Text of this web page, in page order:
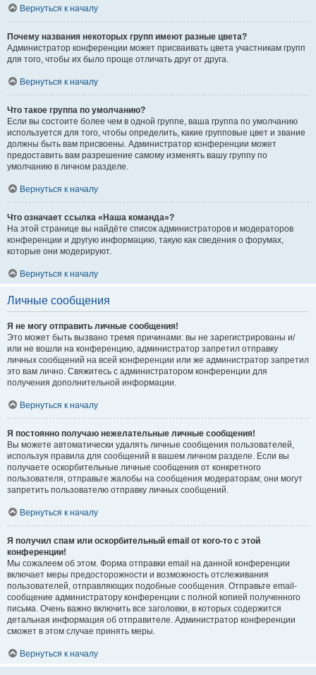
Вернуться к началу
Почему названия некоторых групп имеют разные цвета?
Администратор конференции может присваивать цвета участникам групп
для того, чтобы их было проще отличать друг от друга.
Вернуться к началу
Что такое группа по умолчанию?
Если вы состоите более чем в одной группе, ваша группа по умолчанию
используется для того, чтобы определить, какие групповые цвет и звание
должны быть вам присвоены. Администратор конференции может
предоставить вам разрешение самому изменять вашу группу по
умолчанию в личном разделе.
Вернуться к началу
Что означает ссылка «Наша команда»?
На этой странице вы найдёте список администраторов и модераторов
конференции и другую информацию, такую как сведения о форумах,
которые они модерируют.
Вернуться к началу
Личные сообщения
Я не могу отправить личные сообщения!
Это может быть вызвано тремя причинами: вы не зарегистрированы и/
или не вошли на конференцию, администратор запретил отправку
личных сообщений на всей конференции или же администратор запретил
это вам лично. Свяжитесь с администратором конференции для
получения дополнительной информации.
Вернуться к началу
Я постоянно получаю нежелательные личные сообщения!
Вы можете автоматически удалять личные сообщения пользователей,
используя правила для сообщений в вашем личном разделе. Если вы
получаете оскорбительные личные сообщения от конкретного
пользователя, отправьте жалобы на сообщения модераторам; они могут
запретить пользователю отправку личных сообщений.
Вернуться к началу
Я получил спам или оскорбительный email от кого-то с этой
конференции!
Мы сожалеем об этом. Форма отправки email на данной конференции
включает меры предосторожности и возможность отслеживания
пользователей, отправляющих подобные сообщения. Отправьте email-
сообщение администратору конференции с полной копией полученного
письма. Очень важно включить все заголовки, в которых содержится
детальная информация об отправителе. Администратор конференции
сможет в этом случае принять меры.
Вернуться к началу